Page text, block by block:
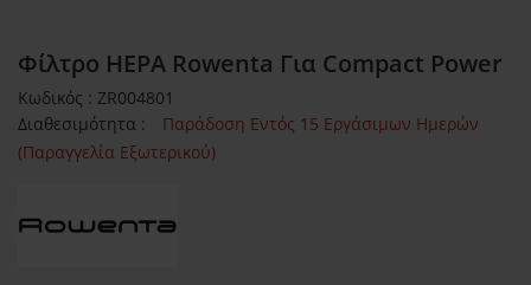
Φίλτρο HEPA Rowenta Για Compact Power
Κωδικός : ZR004801
Διαθεσιμότητα :
Παράδοση Εντός 15 Εργάσιμων Ημερών
(Παραγγελία Εξωτερικού)